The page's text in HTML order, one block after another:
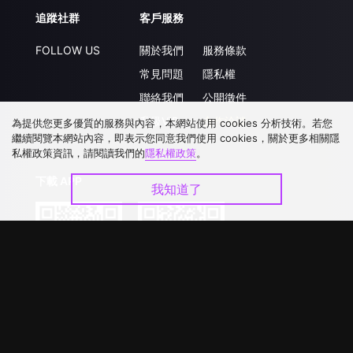
追蹤社群
FOLLOW US
客戶服務
關於我們
常見問題
聯絡我們
升級VIP
服務條款
隱私權
公開徵件
合作洽談
為提供您更多優質的服務與內容，本網站使用 cookies 分析技術。若您
繼續閱覽本網站內容，即表示您同意我們使用 cookies，關於更多相關隱
私權政策資訊，請閱讀我們的隱私權政策。
我知道了